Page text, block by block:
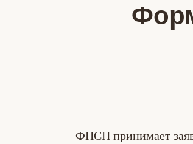
ФПСП принимает